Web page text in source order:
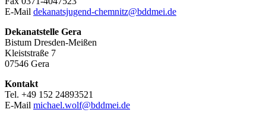
E-Mail dekanatsjugend-chemnitz@bddmei.de
Dekanatstelle Gera
Bistum Dresden-Meißen
Kleiststraße 7
07546 Gera
Kontakt
Tel. +49 152 24893521
E-Mail michael.wolf@bddmei.de